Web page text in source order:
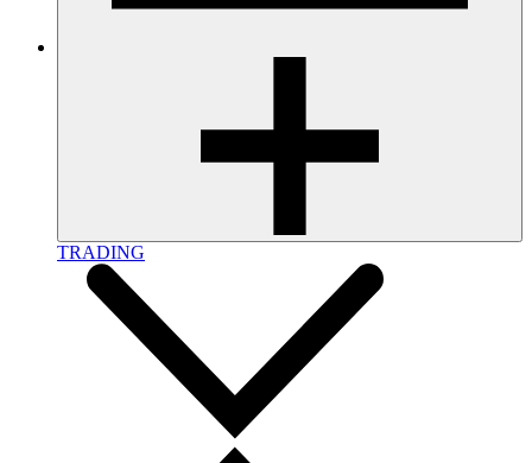
TRADING